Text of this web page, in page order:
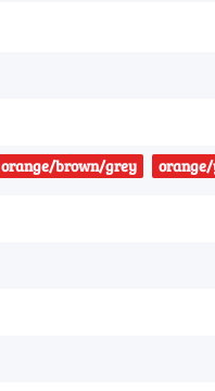
orange/brown/grey